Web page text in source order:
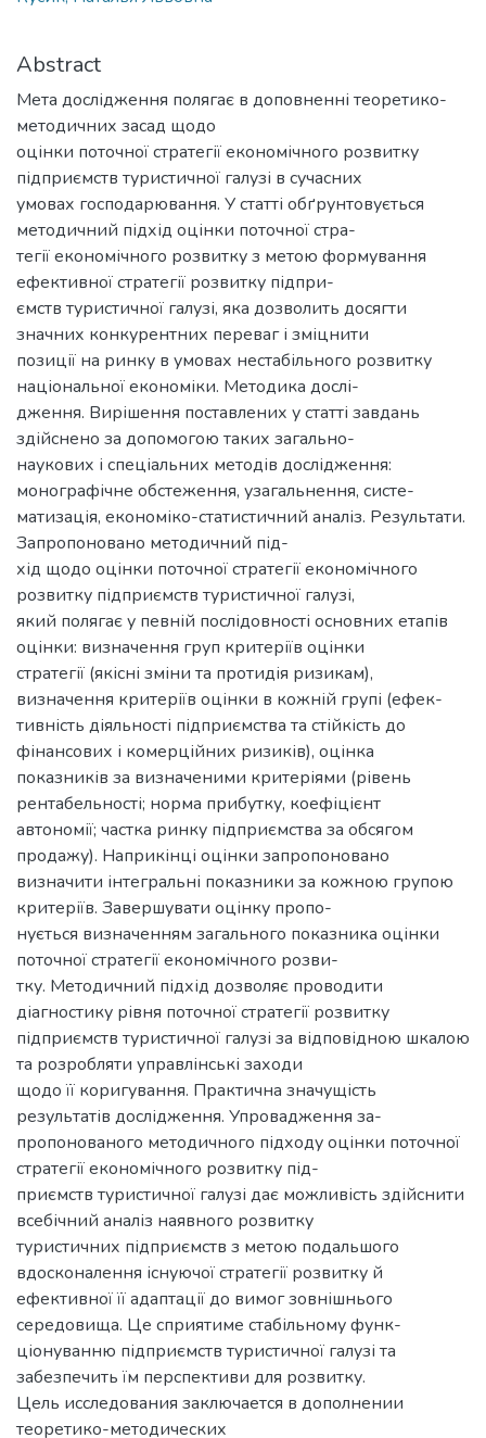
Abstract
Мета дослідження полягає в доповненні теоретико-
методичних засад щодо
оцінки поточної стратегії економічного розвитку
підприємств туристичної галузі в сучасних
умовах господарювання. У статті обґрунтовується
методичний підхід оцінки поточної стра-
тегії економічного розвитку з метою формування
ефективної стратегії розвитку підпри-
ємств туристичної галузі, яка дозволить досягти
значних конкурентних переваг і зміцнити
позиції на ринку в умовах нестабільного розвитку
національної економіки. Методика дослі-
дження. Вирішення поставлених у статті завдань
здійснено за допомогою таких загально-
наукових і спеціальних методів дослідження:
монографічне обстеження, узагальнення, систе-
матизація, економіко-статистичний аналіз. Результати.
Запропоновано методичний під-
хід щодо оцінки поточної стратегії економічного
розвитку підприємств туристичної галузі,
який полягає у певній послідовності основних етапів
оцінки: визначення груп критеріїв оцінки
стратегії (якісні зміни та протидія ризикам),
визначення критеріїв оцінки в кожній групі (ефек-
тивність діяльності підприємства та стійкість до
фінансових і комерційних ризиків), оцінка
показників за визначеними критеріями (рівень
рентабельності; норма прибутку, коефіцієнт
автономії; частка ринку підприємства за обсягом
продажу). Наприкінці оцінки запропоновано
визначити інтегральні показники за кожною групою
критеріїв. Завершувати оцінку пропо-
нується визначенням загального показника оцінки
поточної стратегії економічного розви-
тку. Методичний підхід дозволяє проводити
діагностику рівня поточної стратегії розвитку
підприємств туристичної галузі за відповідною шкалою
та розробляти управлінські заходи
щодо її коригування. Практична значущість
результатів дослідження. Упровадження за-
пропонованого методичного підходу оцінки поточної
стратегії економічного розвитку під-
приємств туристичної галузі дає можливість здійснити
всебічний аналіз наявного розвитку
туристичних підприємств з метою подальшого
вдосконалення існуючої стратегії розвитку й
ефективної її адаптації до вимог зовнішнього
середовища. Це сприятиме стабільному функ-
ціонуванню підприємств туристичної галузі та
забезпечить їм перспективи для розвитку.
Цель исследования заключается в дополнении
теоретико-методических